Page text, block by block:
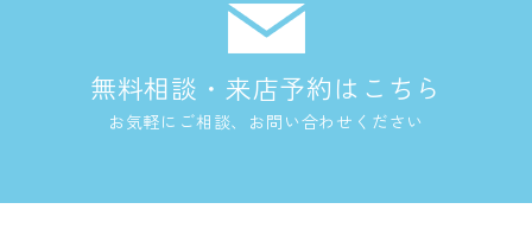
無料相談・来店予約はこちら
お気軽にご相談、お問い合わせください